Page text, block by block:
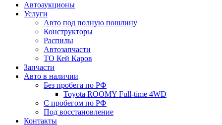
Автоаукционы
Услуги
Авто под полную пошлину
Конструкторы
Распилы
Автозапчасти
ТО Кей Каров
Запчасти
Авто в наличии
Без пробега по РФ
Toyota ROOMY Full-time 4WD
С пробегом по РФ
Под восстановление
Контакты